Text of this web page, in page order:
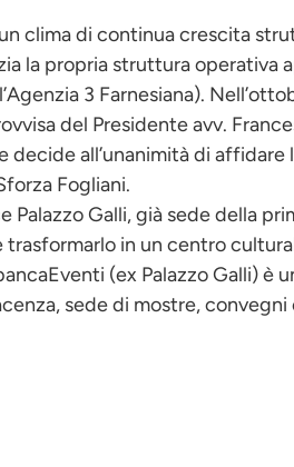
clima di continua crescita
la propria struttura operativa
3 Farnesiana).
del Presidente avv.
decide all’unanimità di affidare
Fogliani.
Palazzo Galli, già sede della
in un centro
(ex Palazzo Galli) è
sede di mostre, convegni